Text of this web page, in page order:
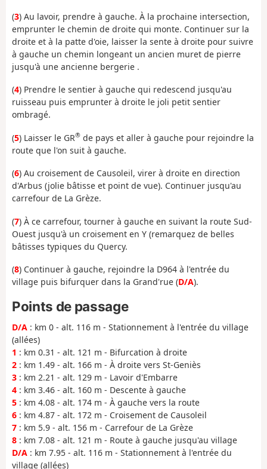
(3) Au lavoir, prendre à gauche. À la prochaine intersection,
emprunter le chemin de droite qui monte. Continuer sur la
droite et à la patte d'oie, laisser la sente à droite pour suivre
à gauche un chemin longeant un ancien muret de pierre
jusqu'à une ancienne bergerie .
(4) Prendre le sentier à gauche qui redescend jusqu'au
ruisseau puis emprunter à droite le joli petit sentier
ombragé.
(5) Laisser le GR® de pays et aller à gauche pour rejoindre la
route que l'on suit à gauche.
(6) Au croisement de Causoleil, virer à droite en direction
d'Arbus (jolie bâtisse et point de vue). Continuer jusqu'au
carrefour de La Grèze.
(7) À ce carrefour, tourner à gauche en suivant la route Sud-
Ouest jusqu'à un croisement en Y (remarquez de belles
bâtisses typiques du Quercy.
(8) Continuer à gauche, rejoindre la D964 à l'entrée du
village puis bifurquer dans la Grand'rue (D/A).
Points de passage
D/A : km 0 - alt. 116 m - Stationnement à l'entrée du village
(allées)
1 : km 0.31 - alt. 121 m - Bifurcation à droite
2 : km 1.49 - alt. 166 m - À droite vers St-Geniès
3 : km 2.21 - alt. 129 m - Lavoir d'Embarre
4 : km 3.46 - alt. 160 m - Descente à gauche
5 : km 4.08 - alt. 174 m - À gauche vers la route
6 : km 4.87 - alt. 172 m - Croisement de Causoleil
7 : km 5.9 - alt. 156 m - Carrefour de La Grèze
8 : km 7.08 - alt. 121 m - Route à gauche jusqu'au village
D/A : km 7.95 - alt. 116 m - Stationnement à l'entrée du
village (allées)